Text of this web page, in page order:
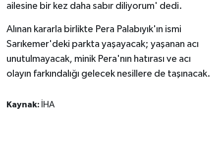
ailesine bir kez daha sabır diliyorum' dedi.
Alınan kararla birlikte Pera Palabıyık'ın ismi
Sarıkemer'deki parkta yaşayacak; yaşanan acı
unutulmayacak, minik Pera'nın hatırası ve acı
olayın farkındalığı gelecek nesillere de taşınacak.
Kaynak: İHA